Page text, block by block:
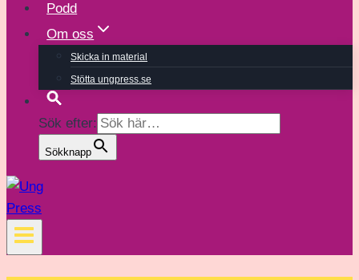
Podd
Om oss
Skicka in material
Stötta ungpress.se
Sök efter:
Sökknapp